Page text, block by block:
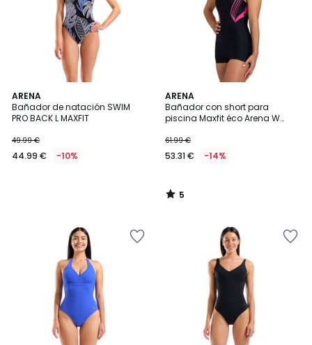
ARENA
Bañador de natación SWIM
PRO BACK L MAXFIT
49.99 €
44.99 € -10%
ARENA
Bañador con short para
piscina Maxfit éco Arena W
61.99 €
53.31 € -14%
5
/
5
5
/